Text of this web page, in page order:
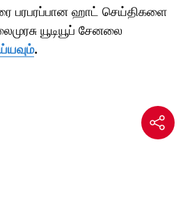
பரபரப்பான ஹாட் செய்திகளை
யூடியூப் சேனலை
.